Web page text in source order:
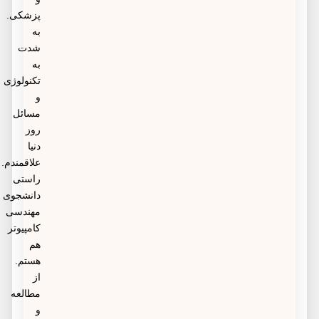
پزشکی.
شدت
تکنولوژی
مسائل
علاقمندم.
راستی
دانشجوی
مهندسی
کامپیوتر
هستم.
مطالعه